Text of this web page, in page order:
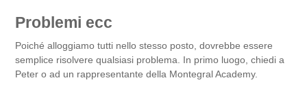
Problemi ecc
Poiché alloggiamo tutti nello stesso posto, dovrebbe essere
semplice risolvere qualsiasi problema. In primo luogo, chiedi a
Peter o ad un rappresentante della Montegral Academy.